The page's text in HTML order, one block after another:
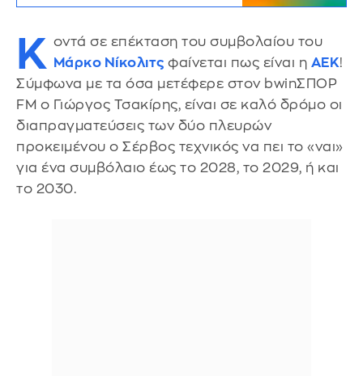
Κ οντά σε επέκταση του συμβολαίου του
Μάρκο Νίκολιτς φαίνεται πως είναι η ΑΕΚ!
Σύμφωνα με τα όσα μετέφερε στον bwinΣΠΟΡ
FM ο Γιώργος Τσακίρης, είναι σε καλό δρόμο οι
διαπραγματεύσεις των δύο πλευρών
προκειμένου ο Σέρβος τεχνικός να πει το «ναι»
για ένα συμβόλαιο έως το 2028, το 2029, ή και
το 2030.